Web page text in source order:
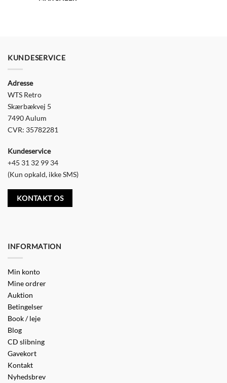
KUNDESERVICE
Adresse
WTS Retro
Skærbækvej 5
7490 Aulum
CVR: 35782281
Kundeservice
+45 31 32 99 34
(Kun opkald, ikke SMS)
KONTAKT OS
INFORMATION
Min konto
Mine ordrer
Auktion
Betingelser
Book / leje
Blog
CD slibning
Gavekort
Kontakt
Nyhedsbrev